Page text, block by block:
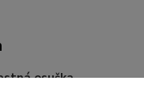
osuška